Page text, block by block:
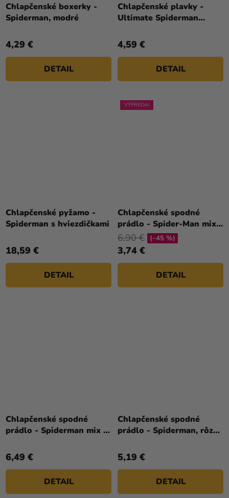
Chlapčenské boxerky -
Spiderman, modré
4,29 €
DETAIL
Chlapčenské plavky -
Ultimate Spiderman
4,59 €
DETAIL
Chlapčenské pyžamo -
Spiderman s hviezdičkami
18,59 €
DETAIL
VÝPREDAJ
Chlapčenské spodné
prádlo - Spider-Man mix
3 ks
3,74 €
6,90 € (–45 %)
DETAIL
Chlapčenské spodné
prádlo - Spiderman mix 3
6,49 €
DETAIL
Chlapčenské spodné
prádlo - Spiderman, rôzne
5,19 €
DETAIL